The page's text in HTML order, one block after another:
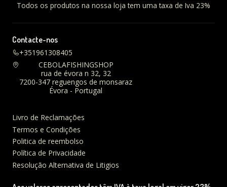
Todos os produtos na nossa loja tem uma taxa de Iva 23%
Contacte-nos
+351961308405
CEBOLAFISHINGSHOP
rua de évora n 32, 32
7200-347 reguengos de monsaraz
Évora - Portugal
Livro de Reclamações
Termos e Condições
Politica de reembolso
Política de Privacidade
Resolução Alternativa de Litigios